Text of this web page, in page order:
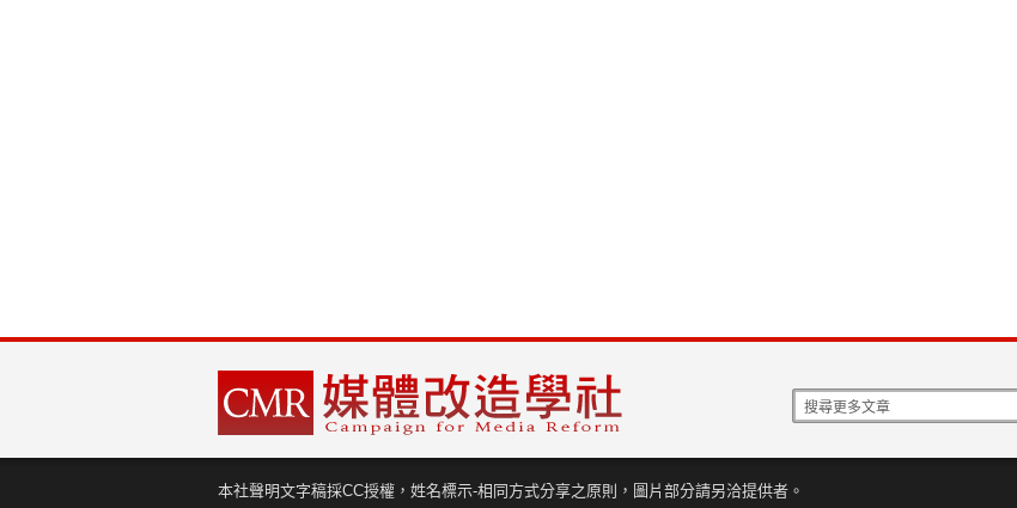
本社聲明文字稿採CC授權，姓名標示-相同方式分享之原則，圖片部分請另洽提供者。